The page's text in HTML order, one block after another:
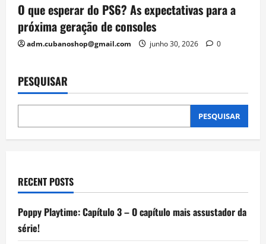
O que esperar do PS6? As expectativas para a
próxima geração de consoles
adm.cubanoshop@gmail.com junho 30, 2026 0
PESQUISAR
PESQUISAR
RECENT POSTS
Poppy Playtime: Capítulo 3 – O capítulo mais assustador da
série!